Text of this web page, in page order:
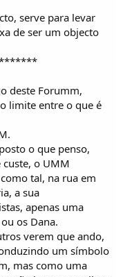
serve para levar
de ser um objecto
deste Forumm,
limite entre o que é
o que penso,
o UMM
tal, na rua em
a sua
apenas uma
os Dana.
verem que ando,
um símbolo
mas como uma